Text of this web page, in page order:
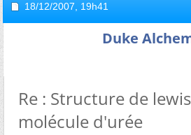
18/12/2007, 19h41
Duke
Re : Structure de
molécule d'urée